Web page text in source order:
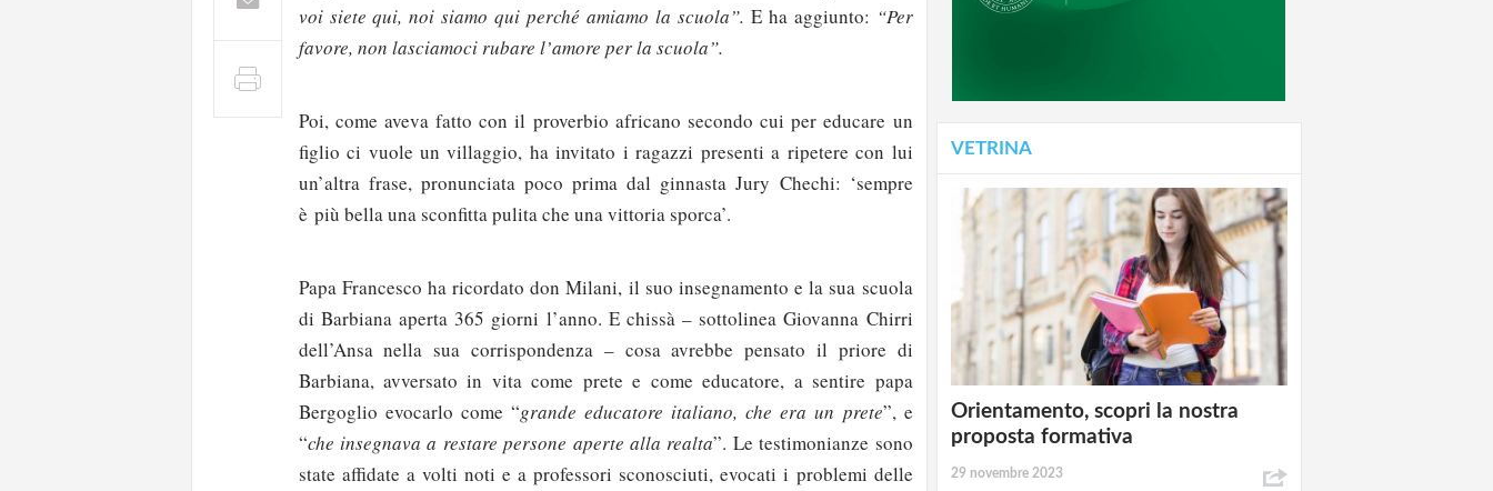
voi siete qui, noi siamo qui perché amiamo la scuola”. E ha aggiunto: “Per
favore, non lasciamoci rubare l’amore per la scuola”.
Poi, come aveva fatto con il proverbio africano secondo cui per educare un
figlio ci vuole un villaggio, ha invitato i ragazzi presenti a ripetere con lui
un’altra frase, pronunciata poco prima dal ginnasta Jury Chechi: ‘sempre
è più bella una sconfitta pulita che una vittoria sporca’.
Papa Francesco ha ricordato don Milani, il suo insegnamento e la sua scuola
di Barbiana aperta 365 giorni l’anno. E chissà – sottolinea Giovanna Chirri
dell’Ansa nella sua corrispondenza – cosa avrebbe pensato il priore di
Barbiana, avversato in vita come prete e come educatore, a sentire papa
Bergoglio evocarlo come “grande educatore italiano, che era un prete”, e
“che insegnava a restare persone aperte alla realta”. Le testimonianze sono
state affidate a volti noti e a professori sconosciuti, evocati i problemi delle
VETRINA
Orientamento, scopri la nostra
proposta formativa
29 novembre 2023